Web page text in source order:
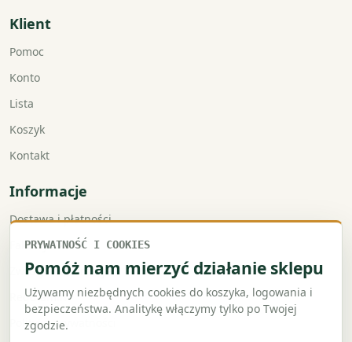
Klient
Pomoc
Konto
Lista
Koszyk
Kontakt
Informacje
Dostawa i płatności
Faktury VAT
Zwroty i reklamacje
Regulamin
Polityka prywatności
PRYWATNOŚĆ I COOKIES
Pomóż nam mierzyć działanie sklepu
Używamy niezbędnych cookies do koszyka, logowania i
bezpieczeństwa. Analitykę włączymy tylko po Twojej
zgodzie.